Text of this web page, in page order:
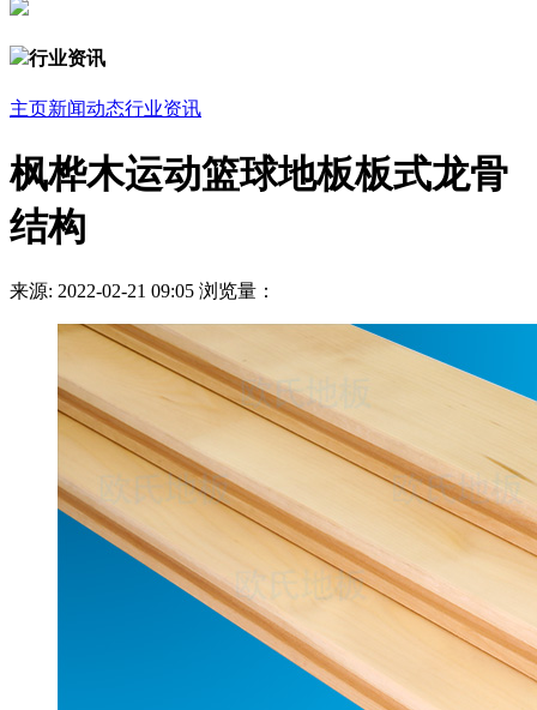
行业资讯
主页新闻动态行业资讯
枫桦木运动篮球地板板式龙骨
结构
来源: 2022-02-21 09:05 浏览量：